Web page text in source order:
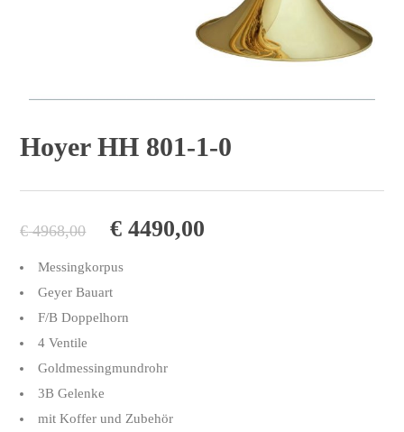
Hoyer HH 801-1-0
€4968,00
Ursprünglicher
war:
€ 4968,00
€ 4490,00
Messingkorpus
Geyer Bauart
F/B Doppelhorn
4 Ventile
Goldmessingmundrohr
3B Gelenke
mit Koffer und Zubehör